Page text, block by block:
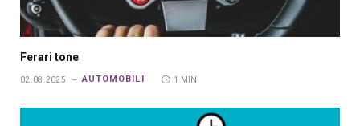
Ferari tone
02.08.2025. AUTOMOBILI 1 MIN.